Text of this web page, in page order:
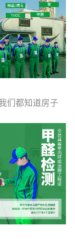
奥维牌消毒
死人体冠状病
杀菌率
对于传统消毒
...
们都知道房子
甲醛，其实汽
标问题更为严
空间范围小，
、装饰多，这